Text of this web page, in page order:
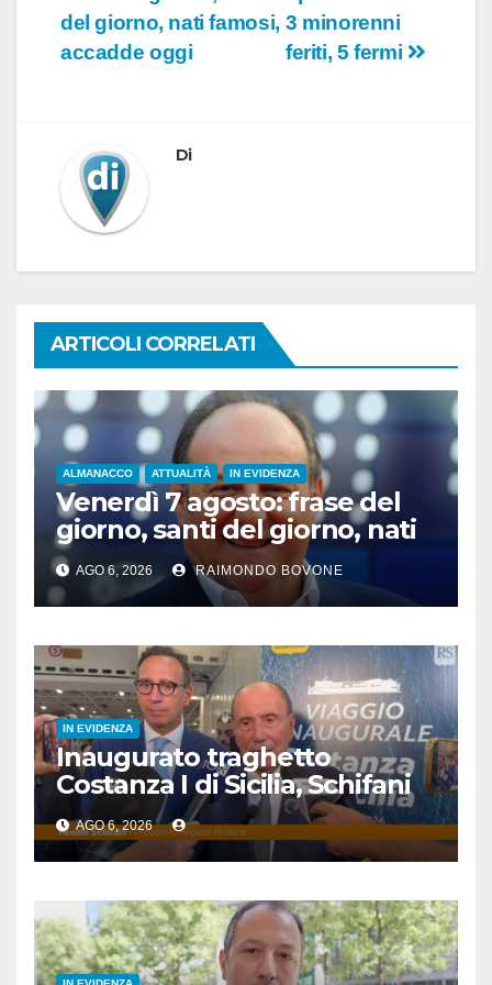
articoli
3 minorenni
feriti, 5 fermi
del giorno, nati famosi,
accadde oggi
Di
ARTICOLI CORRELATI
ALMANACCO ATTUALITÀ IN EVIDENZA
Venerdì 7 agosto: frase del
giorno, santi del giorno, nati
famosi, accadde oggi
AGO 6, 2026 RAIMONDO BOVONE
IN EVIDENZA
Inaugurato traghetto
Costanza I di Sicilia, Schifani
“Mantenuto impegni presi”
AGO 6, 2026